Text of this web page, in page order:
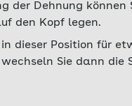
der Dehnung können
den Kopf legen.
in dieser Position für
Sie dann die